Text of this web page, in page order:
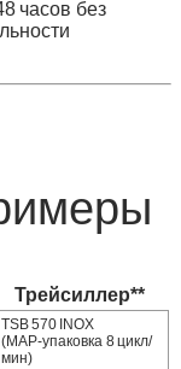
часов без
Трейсиллер**
TSB 570 INOX
(MAP‑упаковка 8 цикл/
мин)